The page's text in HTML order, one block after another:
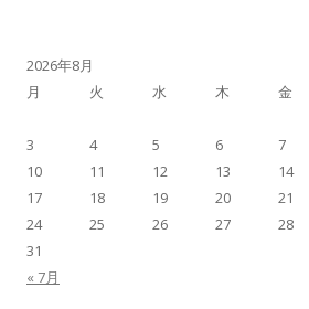
2026年8月
月
火 水 木 金
« 7月
3
4 5 6 7
10
11 12 13 14
17
18 19 20 21
24
25 26 27 28
31